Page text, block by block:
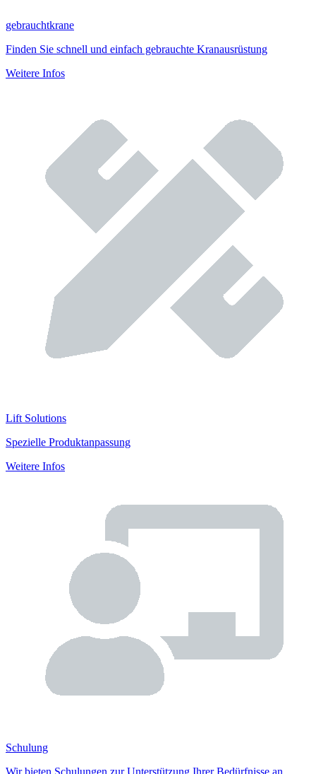
gebrauchtkrane
Finden Sie schnell und einfach gebrauchte Kranausrüstung
Weitere Infos
Lift Solutions
Spezielle Produktanpassung
Weitere Infos
Schulung
Wir bieten Schulungen zur Unterstützung Ihrer Bedürfnisse an